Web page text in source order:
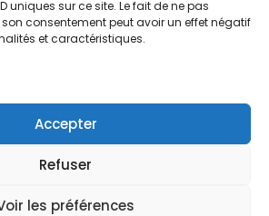
uniques sur ce site. Le fait de ne pas
consentement peut avoir un effet négatif
et caractéristiques.
Accepter
Refuser
les préférences
de services